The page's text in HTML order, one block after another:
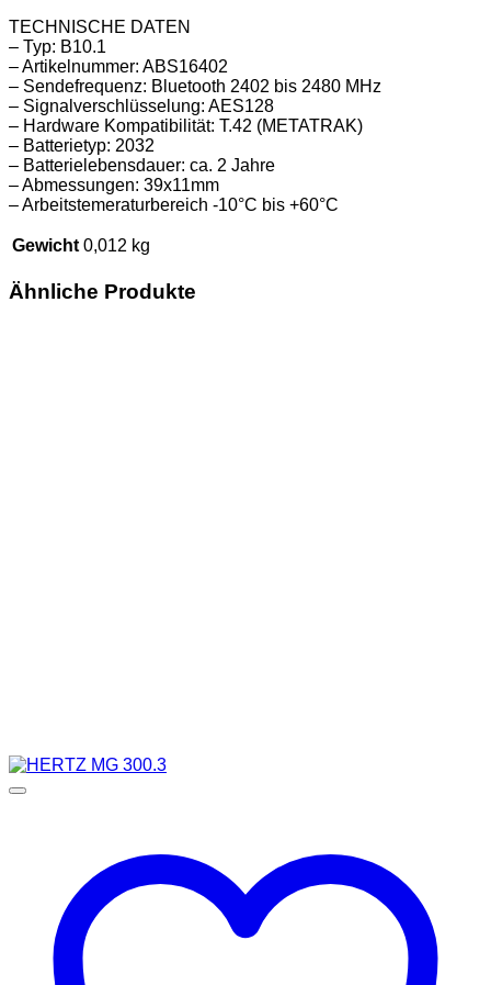
TECHNISCHE DATEN
– Typ: B10.1
– Artikelnummer: ABS16402
– Sendefrequenz: Bluetooth 2402 bis 2480 MHz
– Signalverschlüsselung: AES128
– Hardware Kompatibilität: T.42 (METATRAK)
– Batterietyp: 2032
– Batterielebensdauer: ca. 2 Jahre
– Abmessungen: 39x11mm
– Arbeitstemeraturbereich -10°C bis +60°C
Gewicht 0,012 kg
Ähnliche Produkte